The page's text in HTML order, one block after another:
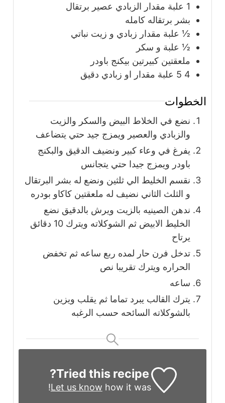
1 علبة مقدار الزبادي عصير برتقال
بشر برتقاله كامله
½ علبة مقدار زبادي و زيت نباتي
½ علبة و سكر
ملعقتين كبيرتين بيكنج باودر
4 5
علبة مقدار او زبادي دقيق
الخطوات
نضع في الخلاط البيض والسكر والزيت
والزبادي والعصير ويمزج جيد حتي يتضاعف
يفرغ في وعاء كبير ونضيف الدقيق والبكنج
باودر ويمزج جيدا حتي يتجانس
نقسم الخليط الي ثلثين ونضع له بشر البرتقال
و الثلث الثاني نضيف له ملعقتين كاكاو بودره
ندهن الصينيه بالزيت ويرش بالدقيق نضع
الخليط الابيض ثم الشوكلاته ويترك 10 دقائق
يرتاح
تدخل فرن حار لمده ربع ساعه ثم تخفض
الحراره ويترك تقريبا نص
ساعه
يترك القالب يبرد تماما ثم يقلب ويزين
بالشوكلاته السائحه حسب الرغبه
Tried this recipe?
Let us know how it was!